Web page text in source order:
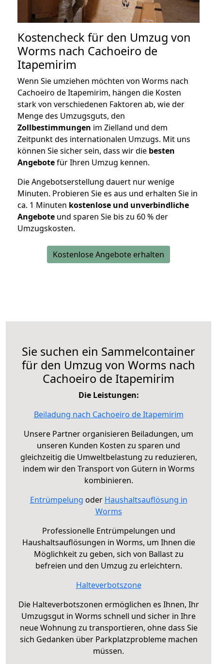
Kostencheck für den Umzug von
Worms nach Cachoeiro de
Itapemirim
Wenn Sie umziehen möchten von Worms nach
Cachoeiro de Itapemirim, hängen die Kosten
stark von verschiedenen Faktoren ab, wie der
Menge des Umzugsguts, den
Zollbestimmungen im Zielland und dem
Zeitpunkt des internationalen Umzugs. Mit uns
können Sie sicher sein, dass wir die besten
Angebotefür Ihren Umzug kennen.
Die Angebotserstellung dauert nur wenige
Minuten. Probieren Sie es aus und erhalten Sie in
ca. 1 Minuten kostenlose und unverbindliche
Angebote und sparen Sie bis zu 60 % der
Umzugskosten.
Kostenlose Angebote erhalten
Sie suchen ein Sammelcontainer
für den Umzug von Worms nach
Cachoeiro de Itapemirim
Die Leistungen:
Beiladung nach Cachoeiro de Itapemirim
Unsere Partner organisieren Beiladungen, um
unseren Kunden Kosten zu sparen und
gleichzeitig die Umweltbelastung zu reduzieren,
indem wir den Transport von Gütern in Worms
kombinieren.
Entrümpelung oder Haushaltsauflösung in
Worms
Professionelle Entrümpelungen und
Haushaltsauflösungen in Worms, um Ihnen die
Möglichkeit zu geben, sich von Ballast zu
befreien und den Umzug zu erleichtern.
Halteverbotszone
Die Halteverbotszonen ermöglichen es Ihnen, Ihr
Umzugsgut in Worms schnell und sicher in Ihre
neue Wohnung zu transportieren, ohne dass Sie
sich Gedanken über Parkplatzprobleme machen
müssen.